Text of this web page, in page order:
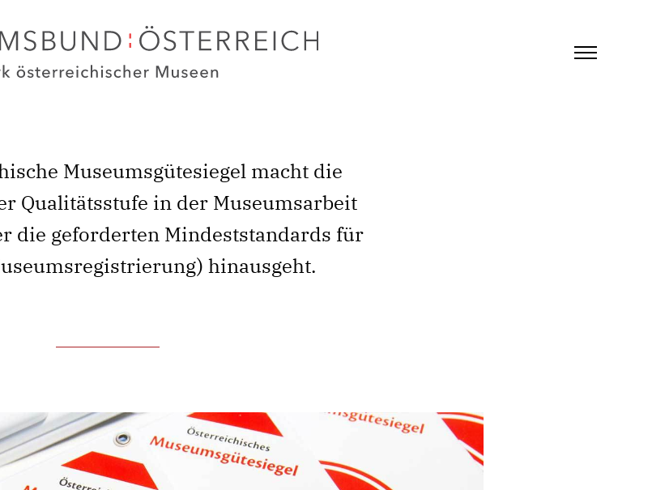
Museumsgütesiegel macht die
Qualitätsstufe in der Museumsarbeit
die geforderten Mindeststandards für
hinausgeht.